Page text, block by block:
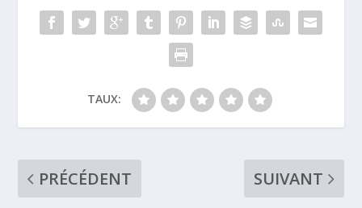
TAUX:
PRÉCÉDENT
SUIVANT